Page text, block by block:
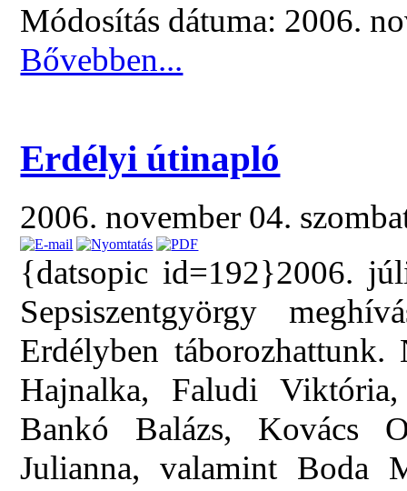
Módosítás dátuma: 2006.
Bővebben...
Erdélyi útinapló
2006. november 04.
{datsopic id=192}2006.
Sepsiszentgyörgy
Erdélyben
Hajnalka, Faludi
Bankó Balázs, Kovács
Julianna, valamint Boda